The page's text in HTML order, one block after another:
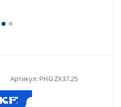
Артикул: PHG ZX37.25